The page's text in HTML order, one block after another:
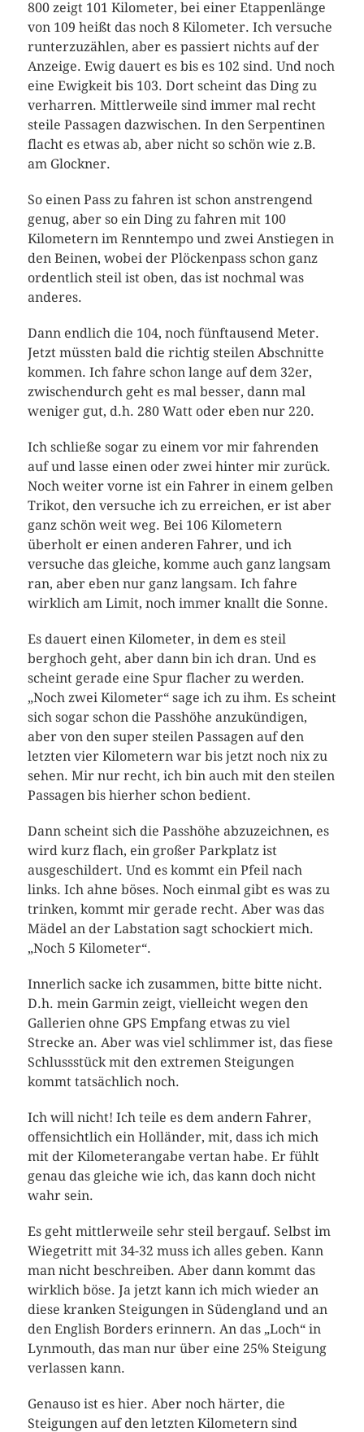
800 zeigt 101 Kilometer, bei einer Etappenlänge
von 109 heißt das noch 8 Kilometer. Ich versuche
runterzuzählen, aber es passiert nichts auf der
Anzeige. Ewig dauert es bis es 102 sind. Und noch
eine Ewigkeit bis 103. Dort scheint das Ding zu
verharren. Mittlerweile sind immer mal recht
steile Passagen dazwischen. In den Serpentinen
flacht es etwas ab, aber nicht so schön wie z.B.
am Glockner.
So einen Pass zu fahren ist schon anstrengend
genug, aber so ein Ding zu fahren mit 100
Kilometern im Renntempo und zwei Anstiegen in
den Beinen, wobei der Plöckenpass schon ganz
ordentlich steil ist oben, das ist nochmal was
anderes.
Dann endlich die 104, noch fünftausend Meter.
Jetzt müssten bald die richtig steilen Abschnitte
kommen. Ich fahre schon lange auf dem 32er,
zwischendurch geht es mal besser, dann mal
weniger gut, d.h. 280 Watt oder eben nur 220.
Ich schließe sogar zu einem vor mir fahrenden
auf und lasse einen oder zwei hinter mir zurück.
Noch weiter vorne ist ein Fahrer in einem gelben
Trikot, den versuche ich zu erreichen, er ist aber
ganz schön weit weg. Bei 106 Kilometern
überholt er einen anderen Fahrer, und ich
versuche das gleiche, komme auch ganz langsam
ran, aber eben nur ganz langsam. Ich fahre
wirklich am Limit, noch immer knallt die Sonne.
Es dauert einen Kilometer, in dem es steil
berghoch geht, aber dann bin ich dran. Und es
scheint gerade eine Spur flacher zu werden.
„Noch zwei Kilometer“ sage ich zu ihm. Es scheint
sich sogar schon die Passhöhe anzukündigen,
aber von den super steilen Passagen auf den
letzten vier Kilometern war bis jetzt noch nix zu
sehen. Mir nur recht, ich bin auch mit den steilen
Passagen bis hierher schon bedient.
Dann scheint sich die Passhöhe abzuzeichnen, es
wird kurz flach, ein großer Parkplatz ist
ausgeschildert. Und es kommt ein Pfeil nach
links. Ich ahne böses. Noch einmal gibt es was zu
trinken, kommt mir gerade recht. Aber was das
Mädel an der Labstation sagt schockiert mich.
„Noch 5 Kilometer“.
Innerlich sacke ich zusammen, bitte bitte nicht.
D.h. mein Garmin zeigt, vielleicht wegen den
Gallerien ohne GPS Empfang etwas zu viel
Strecke an. Aber was viel schlimmer ist, das fiese
Schlussstück mit den extremen Steigungen
kommt tatsächlich noch.
Ich will nicht! Ich teile es dem andern Fahrer,
offensichtlich ein Holländer, mit, dass ich mich
mit der Kilometerangabe vertan habe. Er fühlt
genau das gleiche wie ich, das kann doch nicht
wahr sein.
Es geht mittlerweile sehr steil bergauf. Selbst im
Wiegetritt mit 34-32 muss ich alles geben. Kann
man nicht beschreiben. Aber dann kommt das
wirklich böse. Ja jetzt kann ich mich wieder an
diese kranken Steigungen in Südengland und an
den English Borders erinnern. An das „Loch“ in
Lynmouth, das man nur über eine 25% Steigung
verlassen kann.
Genauso ist es hier. Aber noch härter, die
Steigungen auf den letzten Kilometern sind